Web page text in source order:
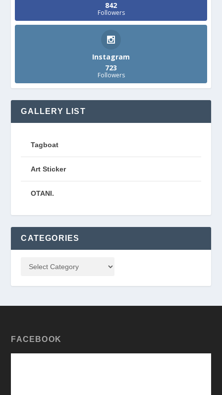
842
Followers
Instagram
723
Followers
GALLERY LIST
Tagboat
Art Sticker
OTANI.
CATEGORIES
FACEBOOK